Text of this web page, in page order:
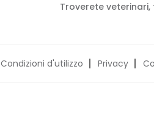
Troverete
Condizioni d'utilizzo Privacy